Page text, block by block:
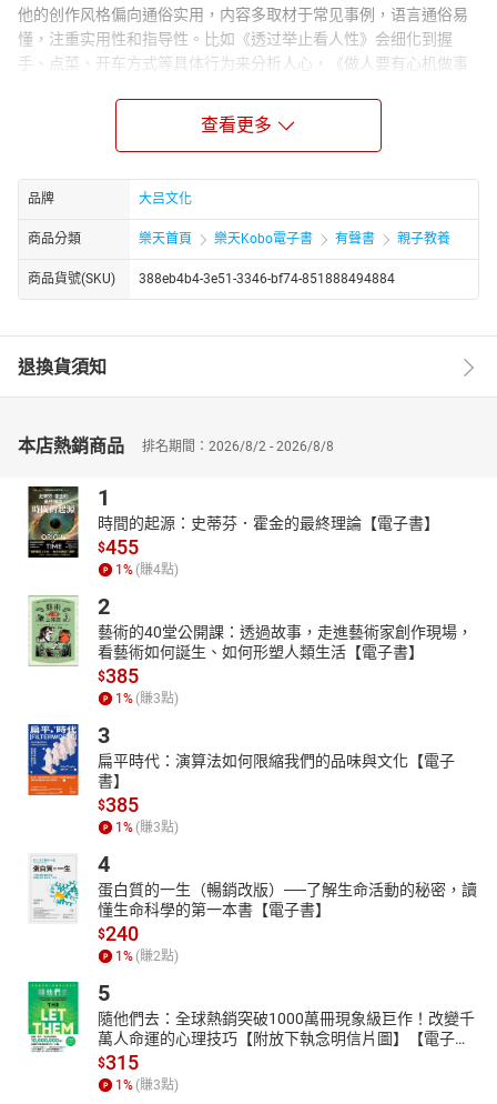
他的创作风格偏向通俗实用，内容多取材于常见事例，语言通俗易
懂，注重实用性和指导性。比如《透过举止看人性》会细化到握
手、点菜、开车方式等具体行为来分析人心，《做人要有心机做事
议。其作品合作的出版社众多，包括中国电影出版社、金城出版
社、中国华侨出版社等，且出版跨度较大，从 1999 年到 2025 年都
线。
查看更多
品牌 大吕文化
商品分類 樂天首頁 樂天Kobo電子書 有聲書 親子教養
商品貨號(SKU) 388eb4b4-3e51-3346-bf74-851888494884
退換貨須知
本店熱銷商品 排名期間：2026/8/2 - 2026/8/8
1
時間的起源：史蒂芬．霍金的最終理論【電子書】
$455
1 % (賺4點)
2
藝術的40堂公開課：透過故事，走進藝術家創作現場，
看藝術如何誕生、如何形塑人類生活【電子書】
$385
1 % (賺3點)
3
扁平時代：演算法如何限縮我們的品味與文化【電子
書】
$385
1 % (賺3點)
4
蛋白質的一生（暢銷改版）──了解生命活動的秘密，讀
懂生命科學的第一本書【電子書】
$240
1 % (賺2點)
5
隨他們去：全球熱銷突破1000萬冊現象級巨作！改變千
萬人命運的心理技巧【附放下執念明信片圖】【電子
書】
$315
1 % (賺3點)